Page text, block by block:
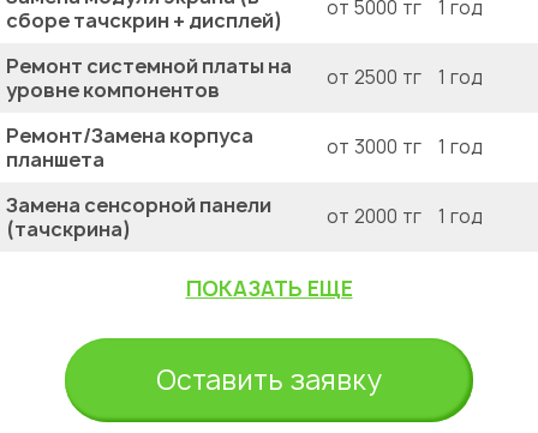
сборе тачскрин + дисплей)
от 5000 тг 1 год
Ремонт системной платы на
уровне компонентов
от 2500 тг 1 год
Ремонт/Замена корпуса
планшета
от 3000 тг 1 год
Замена сенсорной панели
(тачскрина)
от 2000 тг 1 год
ПОКАЗАТЬ ЕЩЕ
Оставить заявку